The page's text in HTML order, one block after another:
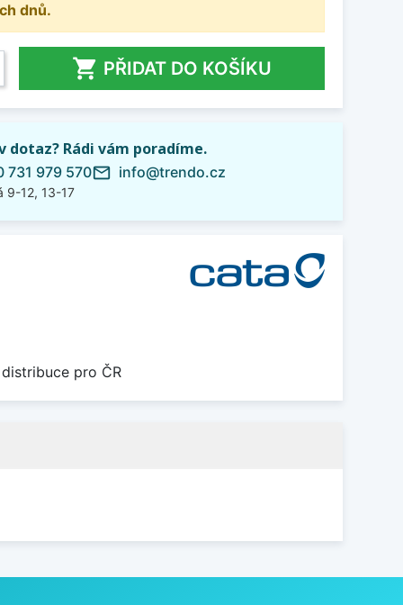
dnů.
 PŘIDAT DO KOŠÍKU
dotaz? Rádi vám poradíme.
731 979 570
9-12, 13-17
mail_outline info@trendo.cz
pro ČR